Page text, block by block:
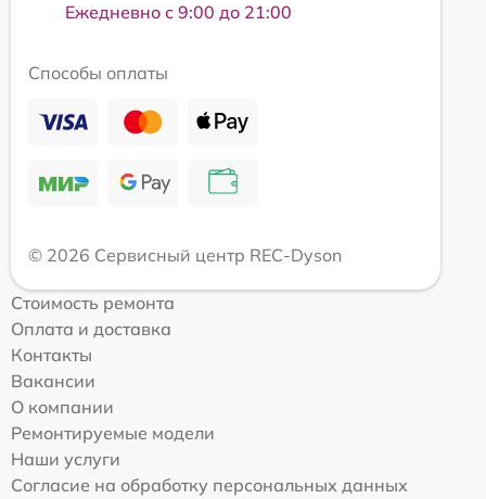
Ежедневно с 9:00 до 21:00
Способы оплаты
© 2026 Сервисный центр REC-Dyson
Стоимость ремонта
Оплата и доставка
Контакты
Вакансии
О компании
Ремонтируемые модели
Наши услуги
Согласие на обработку персональных данных